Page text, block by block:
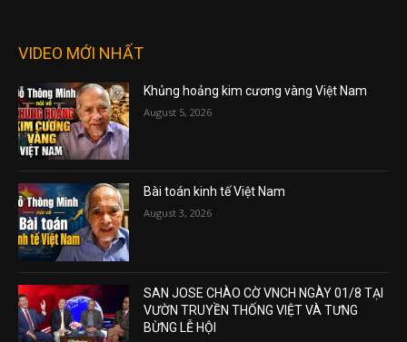
VIDEO MỚI NHẤT
Khủng hoảng kim cương vàng Việt Nam
August 5, 2026
Bài toán kinh tế Việt Nam
August 3, 2026
SAN JOSE CHÀO CỜ VNCH NGÀY 01/8 TẠI
VƯỜN TRUYỀN THỐNG VIỆT VÀ TƯNG
BỪNG LỄ HỘI